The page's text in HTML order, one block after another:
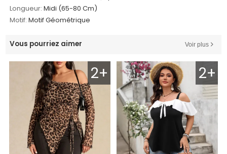
Longueur: Midi (65-80 Cm)
Motif: Motif Géométrique
Vous pourriez aimer Voir plus
2+ 2+